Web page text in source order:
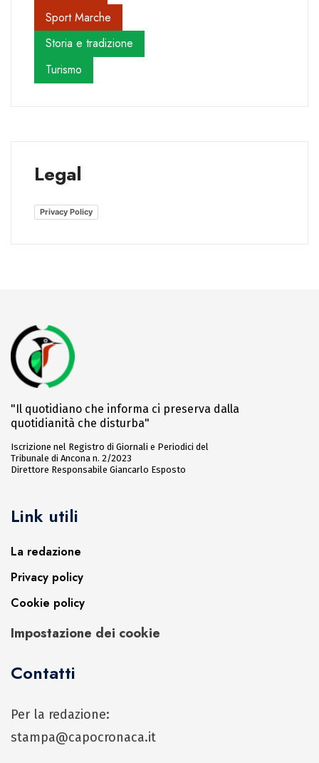
Sport Marche
Storia e tradizione
Turismo
Legal
Privacy Policy
"Il quotidiano che informa ci preserva dalla
quotidianità che disturba"
Iscrizione nel Registro di Giornali e Periodici del
Tribunale di Ancona n. 2/2023
Direttore Responsabile Giancarlo Esposto
Link utili
La redazione
Privacy policy
Cookie policy
Impostazione dei cookie
Contatti
Per la redazione:
stampa@capocronaca.it